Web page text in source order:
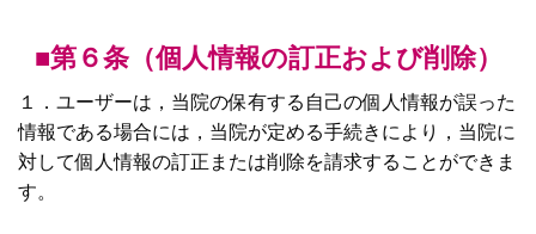
■第６条（個人情報の訂正および削除）
１．ユーザーは，当院の保有する自己の個人情報が誤った
情報である場合には，当院が定める手続きにより，当院に
対して個人情報の訂正または削除を請求することができま
す。